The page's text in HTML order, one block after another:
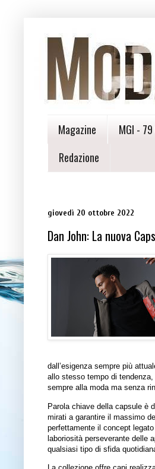
Magazine MGI -
Redazione
giovedì 20 ottobre 2022
Dan John: La nuova
dall’esigenza sempre più
allo stesso tempo di
sempre alla moda ma senza
Parola chiave della capsule è
mirati a garantire il massimo
perfettamente il concept
laboriosità perseverante delle
qualsiasi tipo di sfida